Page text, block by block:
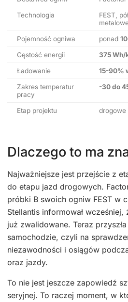
Technologia
FEST,
Pojemność ogniwa ponad
Gęstość energii 375 Wh/
Ładowanie 15-90%
Zakres temperatur
pracy
-30 do
Etap projektu drogowe
Dlaczego to ma
Najważniejsze jest przejście z
do etapu jazd drogowych.
próbki B swoich ogniw FEST w
Stellantis informował wcześniej,
już zwalidowane. Teraz
samochodzie, czyli na
niezawodności i osiągów
oraz jazdy.
To nie jest jeszcze zapowiedź
seryjnej. To raczej moment, w